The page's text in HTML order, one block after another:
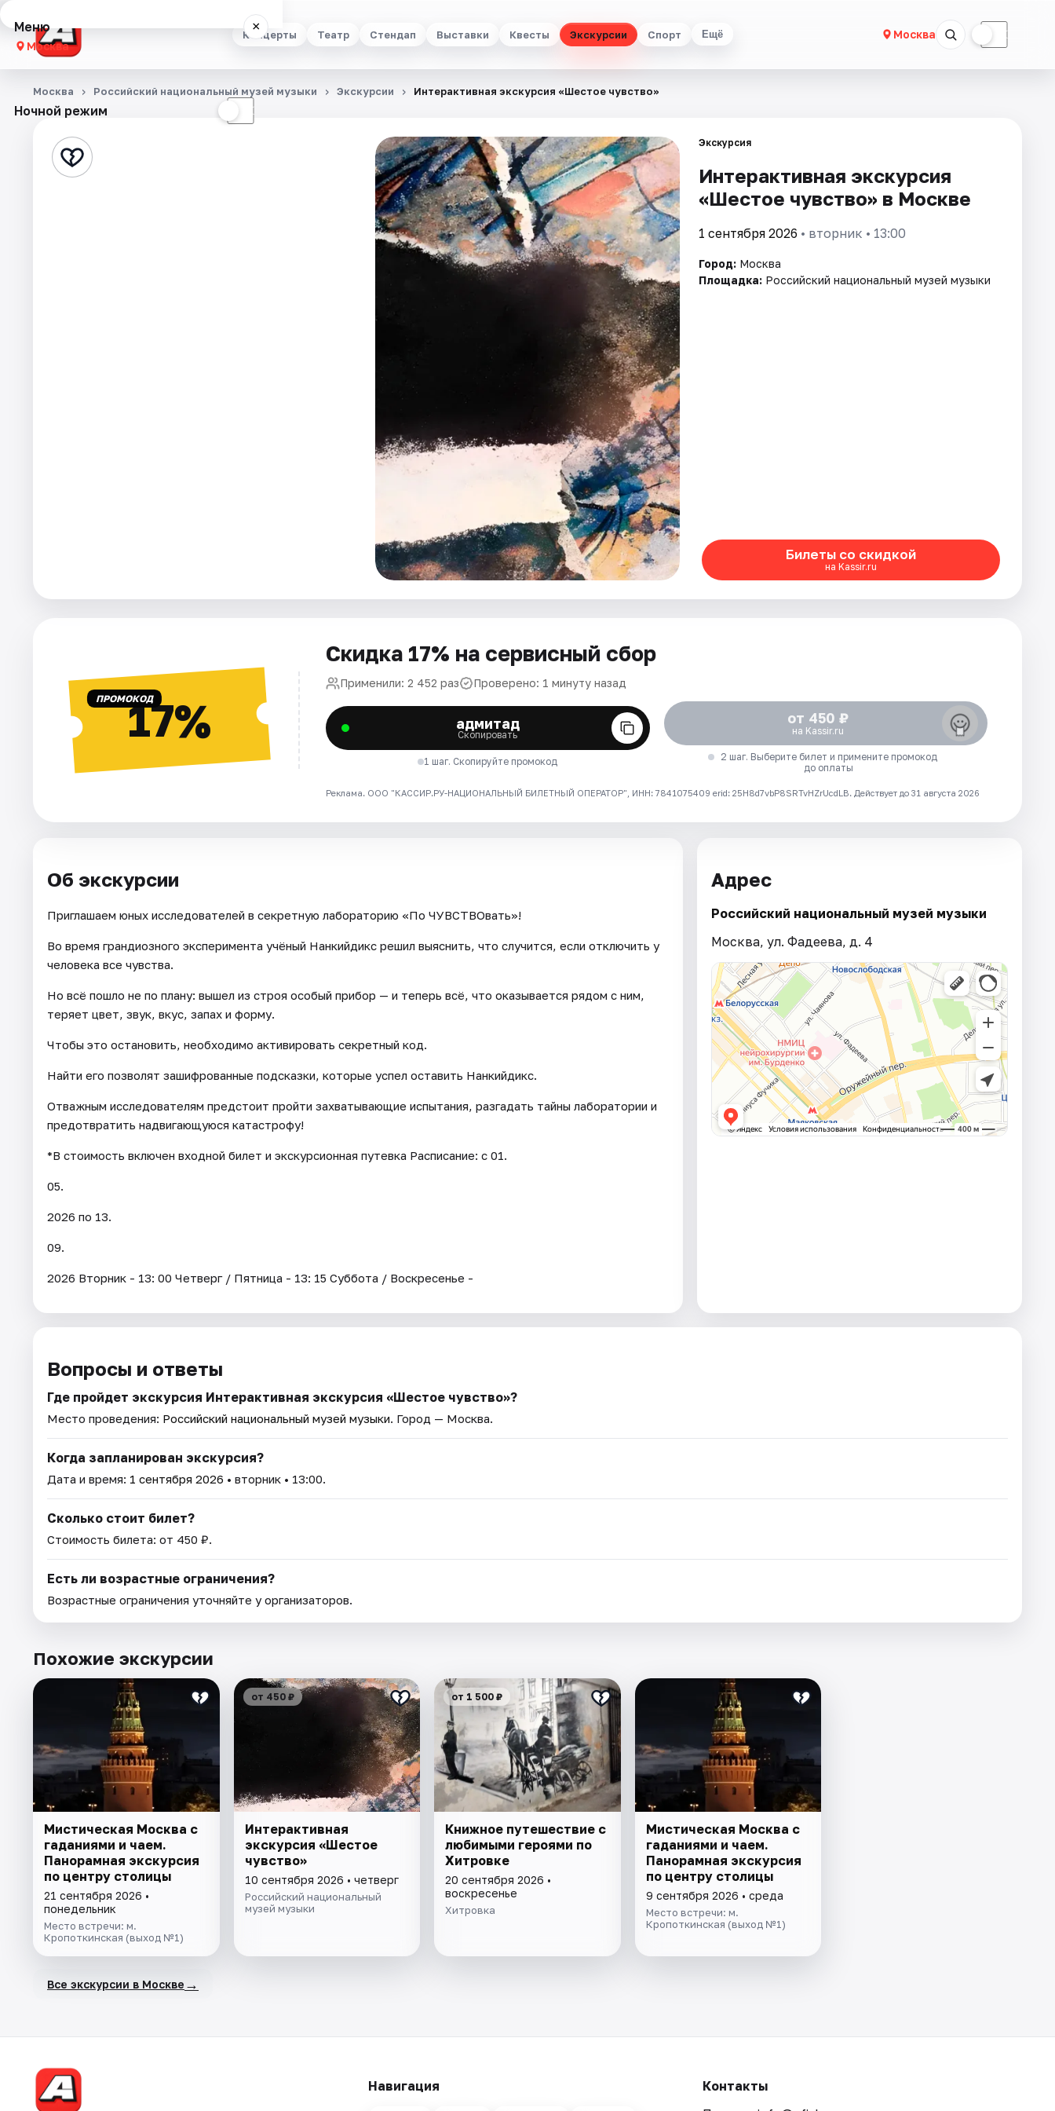
Концерты Театр Стендап Выставки Квесты Экскурсии Спорт Ещё Москва ☾
Меню ×
Москва
Концерты
Стендап
Ночной режим ☾
Москва Российский национальный музей музыки Экскурсии Интерактивная экскурсия «Шестое чувство»
Экскурсия
Интерактивная экскурсия
«Шестое чувство» в Москве
1 сентября 2026 • вторник • 13:00
Город: Москва
Площадка: Российский национальный музей музыки
Билеты со скидкой
на Kassir.ru
ПРОМОКОД17%
Скидка 17% на сервисный сбор
Применили: 2 452 раз Проверено: 1 минуту назад
адмитад
Скопировать
1 шаг. Скопируйте промокод
от 450 ₽
на Kassir.ru
2 шаг. Выберите билет и примените промокод
до оплаты
Реклама. ООО "КАССИР.РУ-НАЦИОНАЛЬНЫЙ БИЛЕТНЫЙ ОПЕРАТОР", ИНН: 7841075409 erid: 25H8d7vbP8SRTvHZrUcdLB. Действует до 31 августа 2026
Об экскурсии
Приглашаем юных исследователей в секретную лабораторию «По ЧУВСТВОвать»!
Во время грандиозного эксперимента учёный Нанкийдикс решил выяснить, что случится, если отключить у
человека все чувства.
Но всё пошло не по плану: вышел из строя особый прибор — и теперь всё, что оказывается рядом с ним,
теряет цвет, звук, вкус, запах и форму.
Чтобы это остановить, необходимо активировать секретный код.
Найти его позволят зашифрованные подсказки, которые успел оставить Нанкийдикс.
Отважным исследователям предстоит пройти захватывающие испытания, разгадать тайны лаборатории и
предотвратить надвигающуюся катастрофу!
*В стоимость включен входной билет и экскурсионная путевка Расписание: с 01.
05.
2026 по 13.
09.
2026 Вторник - 13: 00 Четверг / Пятница - 13: 15 Суббота / Воскресенье -
Адрес
Российский национальный музей музыки
Москва, ул. Фадеева, д. 4
Вопросы и ответы
Где пройдет экскурсия Интерактивная экскурсия «Шестое чувство»?
Место проведения: Российский национальный музей музыки. Город — Москва.
Когда запланирован экскурсия?
Дата и время: 1 сентября 2026 • вторник • 13:00.
Сколько стоит билет?
Стоимость билета: от 450 ₽.
Есть ли возрастные ограничения?
Возрастные ограничения уточняйте у организаторов.
Похожие экскурсии
Мистическая Москва с
гаданиями и чаем.
Панорамная экскурсия
по центру столицы
21 сентября 2026 •
понедельник
Место встречи: м.
Кропоткинская (выход №1)
от 450 ₽
Интерактивная
экскурсия «Шестое
чувство»
10 сентября 2026 • четверг
Российский национальный
музей музыки
от 1 500 ₽
Книжное путешествие с
любимыми героями по
Хитровке
20 сентября 2026 •
воскресенье
Хитровка
Мистическая Москва с
гаданиями и чаем.
Панорамная экскурсия
по центру столицы
9 сентября 2026 • среда
Место встречи: м.
Кропоткинская (выход №1)
Все экскурсии в Москве →
Навигация
Контакты